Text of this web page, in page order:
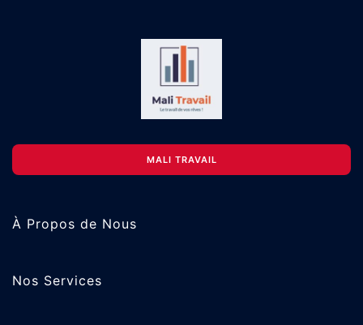
MALI TRAVAIL
À Propos de Nous
Nos Services